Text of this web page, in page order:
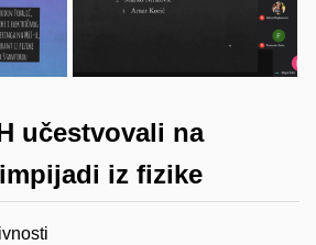
učestvovali na
iz fizike